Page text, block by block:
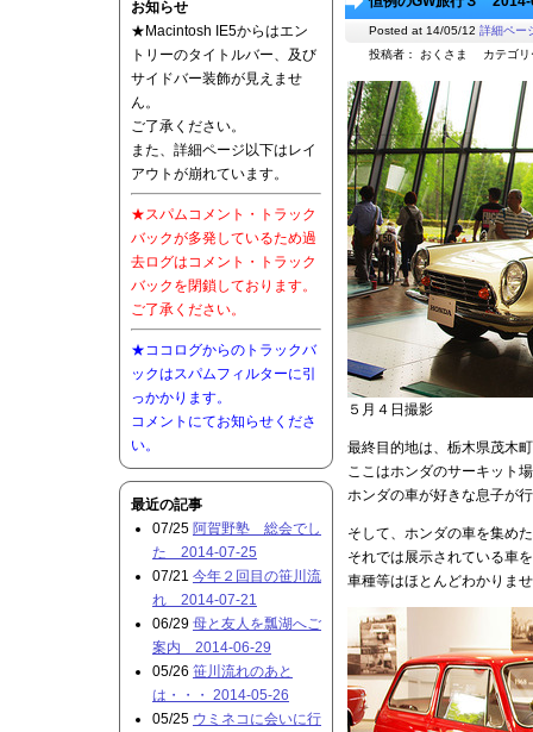
Posted at 14/05/12 詳細ペー
投稿者： おくさま カテゴ
５月４日撮影
最終目的地は、栃木県茂木
ここはホンダのサーキット
ホンダの車が好きな息子が
そして、ホンダの車を集め
それでは展示されている車
車種等はほとんどわかりま
お知らせ
★Macintosh IE5からはエン
トリーのタイトルバー、及び
サイドバー装飾が見えませ
ん。
ご了承ください。
また、詳細ページ以下はレイ
アウトが崩れています。
★スパムコメント・トラック
バックが多発しているため過
去ログはコメント・トラック
バックを閉鎖しております。
ご了承ください。
★ココログからのトラックバ
ックはスパムフィルターに引
っかかります。
コメントにてお知らせくださ
い。
最近の記事
07/25 阿賀野塾 総会でし
た 2014-07-25
07/21 今年２回目の笹川流
れ 2014-07-21
06/29 母と友人を瓢湖へご
案内 2014-06-29
05/26 笹川流れのあと
は・・・ 2014-05-26
05/25 ウミネコに会いに行